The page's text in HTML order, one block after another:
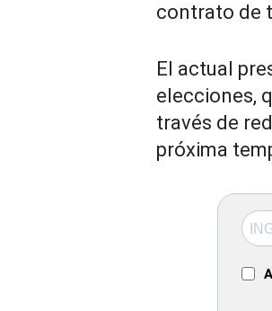
contrato de
El actual
elecciones,
través de
próxima